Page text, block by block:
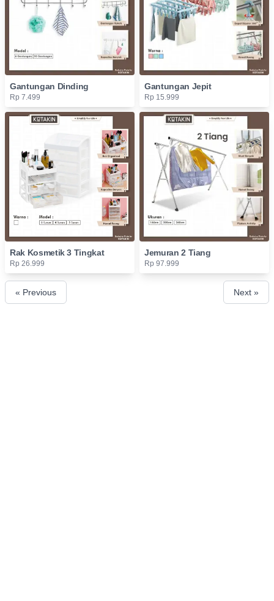
Gantungan Dinding
Rp 7.499
Gantungan Jepit
Rp 15.999
Rak Kosmetik 3 Tingkat
Rp 26.999
Jemuran 2 Tiang
Rp 97.999
« Previous Next »